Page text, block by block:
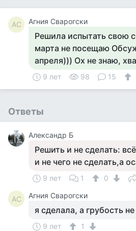
АС Агния Сварогски
Решила испытать свою
марта не посещаю
апреля))) Ох не знаю,
9 лет 98 15
Ответы
Александр Б
Решить и не сделать:
и не чего не сделать,а
9 лет 1 0
АС Агния Сварогски
я сделала, а грубость
9 лет 1